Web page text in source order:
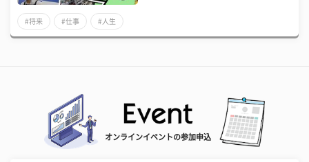
#将来 #仕事 #人生
オンラインイベントの参加申込